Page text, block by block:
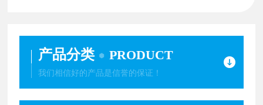
产品分类 PRODUCT
我们相信好的产品是信誉的保证！